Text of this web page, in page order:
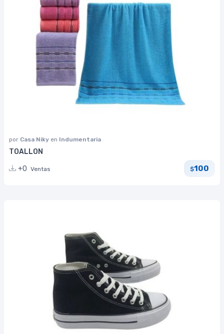
por Casa Niky en Indumentaria
TOALLON
+0 Ventas $100